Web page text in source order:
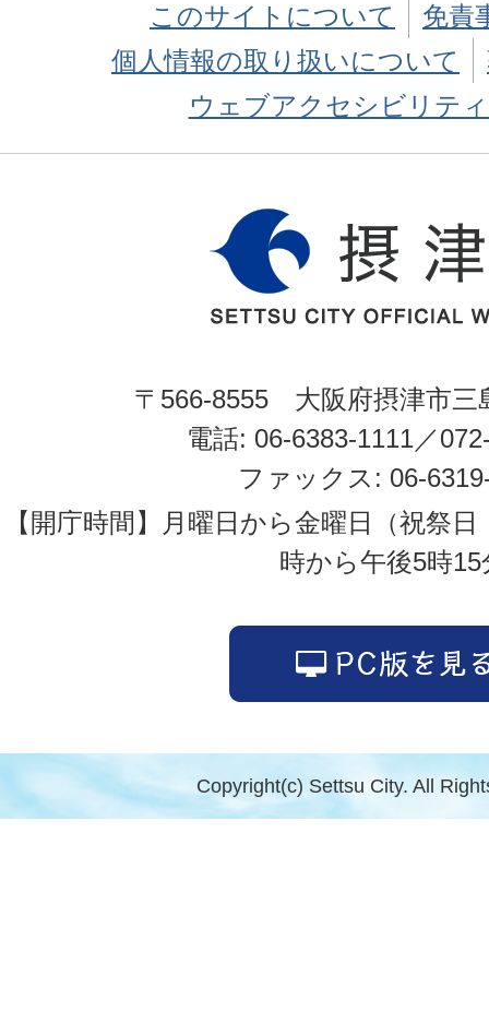
このサイトについて
免責
個人情報の取り扱いについて
ウェブアクセシビリテ
〒566-8555 大阪府摂津市三
電話: 06-6383-1111／
ファックス: 06-
【開庁時間】月曜日から金曜日（祝祭
時から午後5時15
Copyright(c) Settsu City. All